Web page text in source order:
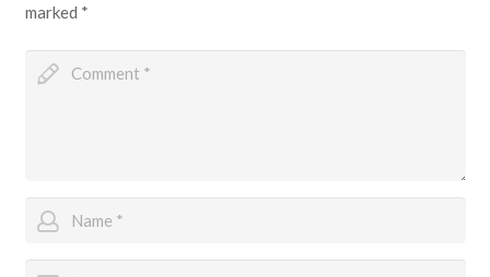
marked *